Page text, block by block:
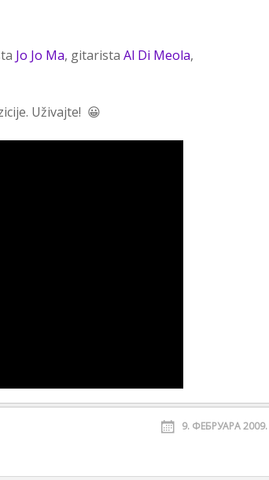
Jo Jo Ma, gitarista Al Di Meola,
Uživajte! 😀
9. ФЕБРУАРА 2009.